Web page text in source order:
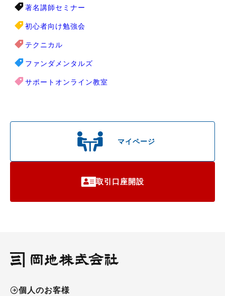
マイページ
取引口座開設
著名講師セミナー
初心者向け勉強会
テクニカル
ファンダメンタルズ
サポートオンライン教室
個人のお客様